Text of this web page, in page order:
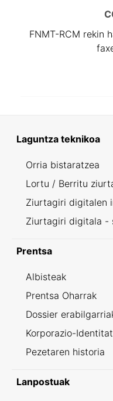
FNMT-RCM rekin
Laguntza teknikoa
Orria bistaratzea
Lortu / Berritu
Ziurtagiri digitalen
Ziurtagiri digitala -
Prentsa
Albisteak
Prentsa Oharrak
Dossier
Korporazio-
Pezetaren historia
Lanpostuak